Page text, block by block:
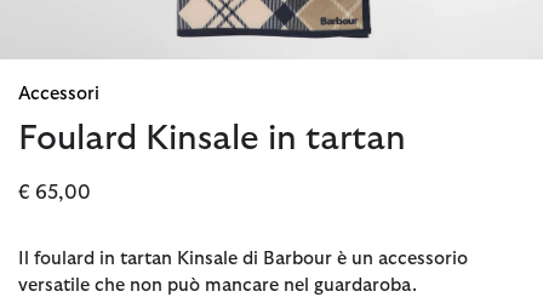
Accessori
Foulard Kinsale in tartan
€ 65,00
Il foulard in tartan Kinsale di Barbour è un accessorio
versatile che non può mancare nel guardaroba.